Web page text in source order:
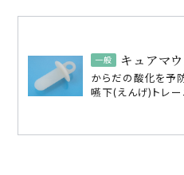
一般 キュアマ
からだの酸化を予
嚥下(えんげ)トレ